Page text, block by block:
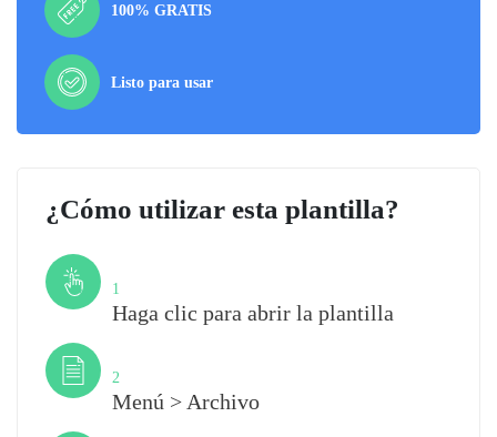
100% GRATIS
Listo para usar
¿Cómo utilizar esta plantilla?
1
Haga clic para abrir la plantilla
2
Menú > Archivo